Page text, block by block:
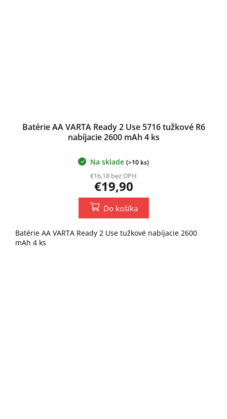
Batérie AA VARTA Ready 2 Use 5716 tužkové R6
nabíjacie 2600 mAh 4 ks
Na sklade (>10 ks)
€16,18 bez DPH
€19,90
Do košíka
Batérie AA VARTA Ready 2 Use tužkové nabíjacie 2600
mAh 4 ks